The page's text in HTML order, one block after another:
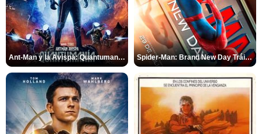
Ant-Man y la Avispa: Quantumanía Tráiler (2) Spider-Man: Brand New Day Tráiler (3)